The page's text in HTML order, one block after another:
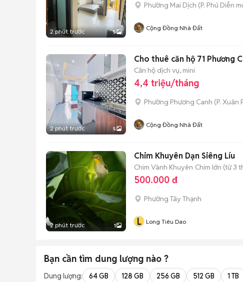
2 phút trước 5
Phường Mai Dịch (P. Phú Diễn
Cộng Đồng Nhà Đất
2 phút trước 5
Cho thuê căn hộ 71 Phương
Căn hộ dịch vụ, mini
4,4 triệu/tháng
Phường Phương Canh (P. Xuân
Cộng Đồng Nhà Đất
2 phút trước 1
Chim Khuyên Dạn Siêng Líu
Chim Vành Khuyên Chim lớn (từ 3
500.000 đ
Phường Tây Thạnh
L Long Tiêu Dao
Bạn cần tìm dung lượng nào ?
Dung lượng: 64 GB 128 GB 256 GB 512 GB 1 TB